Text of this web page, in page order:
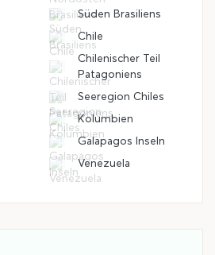
Süden Brasiliens
Chile
Chilenischer Teil
Patagoniens
Seeregion Chiles
Kolumbien
Galapagos Inseln
Venezuela